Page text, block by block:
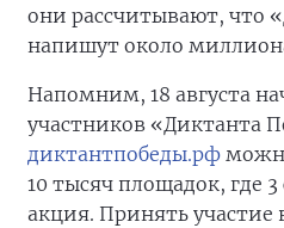
они рассчитывают, что
напишут около
Напомним, 18 августа
участников «Диктанта
диктантпобеды.рф
10 тысяч площадок, где
акция. Принять